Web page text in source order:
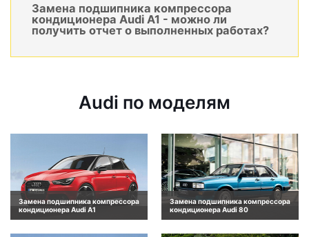
Замена подшипника компрессора
кондиционера Audi A1 - можно ли
получить отчет о выполненных работах?
Audi по моделям
Замена подшипника компрессора
кондиционера Audi A1
Замена подшипника компрессора
кондиционера Audi 80